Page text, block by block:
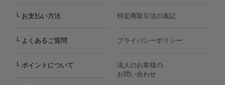
└ お支払い方法
└ よくあるご質問
└ ポイントについて
特定商取引法の表記
プライバシーポリシー
法人のお客様の
お問い合わせ